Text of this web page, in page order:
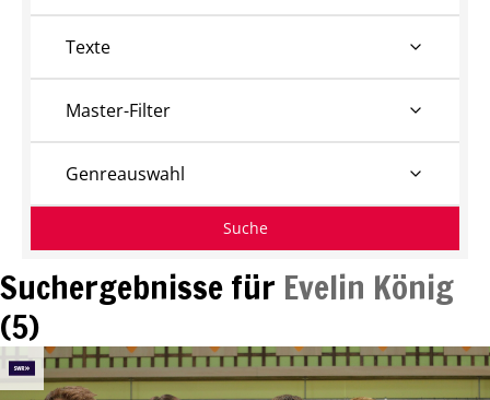
Suchergebnisse für Evelin König
(5)
Texte
Master-Filter
Genreauswahl
Suche